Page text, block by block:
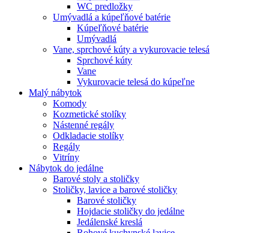
WC predložky
Umývadlá a kúpeľňové batérie
Kúpeľňové batérie
Umývadlá
Vane, sprchové kúty a vykurovacie telesá
Sprchové kúty
Vane
Vykurovacie telesá do kúpeľne
Malý nábytok
Komody
Kozmetické stolíky
Nástenné regály
Odkladacie stolíky
Regály
Vitríny
Nábytok do jedálne
Barové stoly a stoličky
Stoličky, lavice a barové stoličky
Barové stoličky
Hojdacie stoličky do jedálne
Jedálenské kreslá